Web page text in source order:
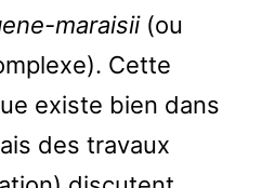
maraisii(ou
Cette
existe bien dans
des travaux